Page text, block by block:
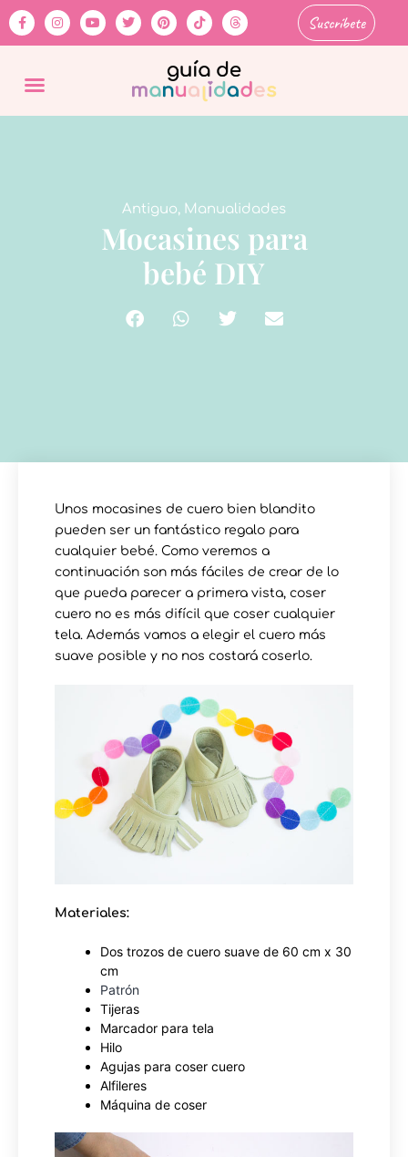
Suscríbete
Antiguo, Manualidades
Mocasines para
bebé DIY
Unos mocasines de cuero bien blandito
pueden ser un fantástico regalo para
cualquier bebé. Como veremos a
continuación son más fáciles de crear de lo
que pueda parecer a primera vista, coser
cuero no es más difícil que coser cualquier
tela. Además vamos a elegir el cuero más
suave posible y no nos costará coserlo.
Materiales:
Dos trozos de cuero suave de 60 cm x 30
cm
Patrón
Tijeras
Marcador para tela
Hilo
Agujas para coser cuero
Alfileres
Máquina de coser